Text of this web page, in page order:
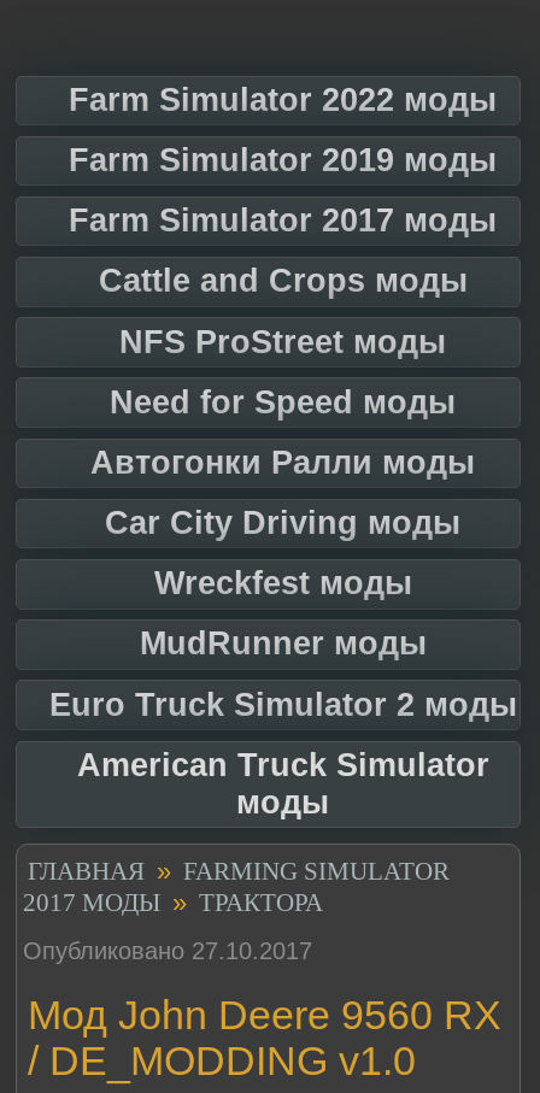
Farm Simulator 2022 моды
Farm Simulator 2019 моды
Farm Simulator 2017 моды
Cattle and Crops моды
NFS ProStreet моды
Need for Speed моды
Автогонки Ралли моды
Car City Driving моды
Wreckfest моды
MudRunner моды
Euro Truck Simulator 2 моды
American Truck Simulator
моды
ГЛАВНАЯ » FARMING SIMULATOR
2017 МОДЫ » ТРАКТОРА
Опубликовано 27.10.2017
Мод John Deere 9560 RX
/ DE_MODDING v1.0